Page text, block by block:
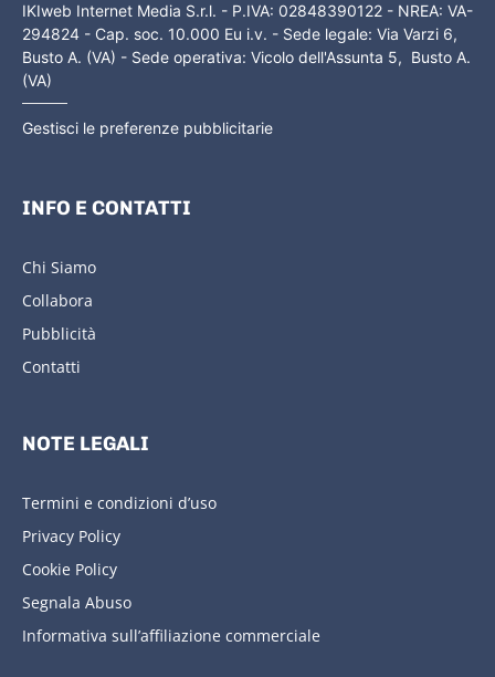
IKIweb Internet Media S.r.l. - P.IVA: 02848390122 - NREA: VA-
294824 - Cap. soc. 10.000 Eu i.v. - Sede legale: Via Varzi 6,
Busto A. (VA) - Sede operativa: Vicolo dell'Assunta 5, Busto A.
(VA)
Gestisci le preferenze pubblicitarie
INFO E CONTATTI
Chi Siamo
Collabora
Pubblicità
Contatti
NOTE LEGALI
Termini e condizioni d’uso
Privacy Policy
Cookie Policy
Segnala Abuso
Informativa sull’affiliazione commerciale